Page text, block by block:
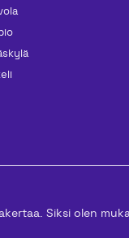
Siksi olen